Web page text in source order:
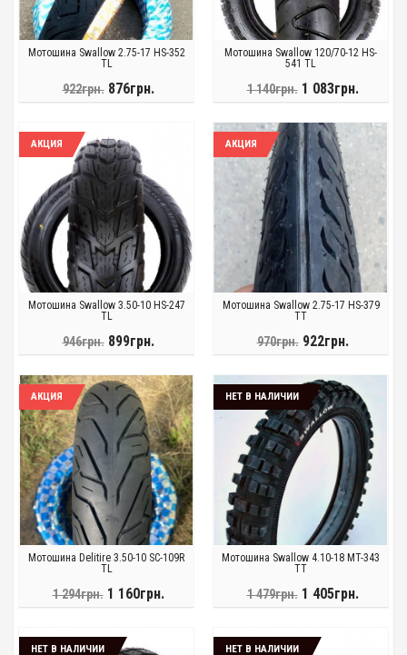
Мотошина Swallow 2.75-17 HS-352
TL
922грн. 876грн.
Мотошина Swallow 120/70-12 HS-
541 TL
1 140грн. 1 083грн.
АКЦИЯ
Мотошина Swallow 3.50-10 HS-247
TL
946грн. 899грн.
АКЦИЯ
Мотошина Swallow 2.75-17 HS-379
TT
970грн. 922грн.
АКЦИЯ
Мотошина Delitire 3.50-10 SC-109R
TL
1 294грн. 1 160грн.
НЕТ В НАЛИЧИИ
Мотошина Swallow 4.10-18 MT-343
TT
1 479грн. 1 405грн.
НЕТ В НАЛИЧИИ НЕТ В НАЛИЧИИ